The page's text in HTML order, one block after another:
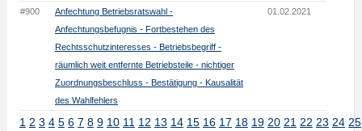
#900
Anfechtung Betriebsratswahl -
Anfechtungsbefugnis - Fortbestehen des
Rechtsschutzinteresses - Betriebsbegriff -
räumlich weit entfernte Betriebsteile - nichtiger
Zuordnungsbeschluss - Bestätigung - Kausalität
des Wahlfehlers
01.02.2021
1 2 3 4 5 6 7 8 9 10 11 12 13 14 15 16 17 18 19 20 21 22 23 24 25